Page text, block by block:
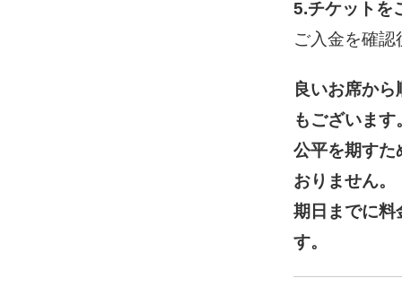
5.チケットを
ご入金を確
良いお席か
もございます
公平を期すた
おりません。
期日までに料
す。